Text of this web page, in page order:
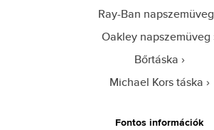
Ray-Ban napszemüveg
Oakley napszemüveg
Bőrtáska
Michael Kors táska
Fontos információk